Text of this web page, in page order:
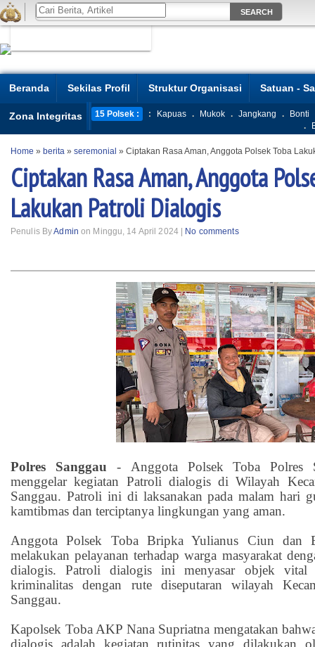
Beranda Sekilas Profil Struktur Organisasi Satuan -
Zona Integritas 15 Polsek : : Kapuas . Mukok . Jangkang .
Bonti
.
Home » berita » seremonial » Ciptakan Rasa Aman, Anggota Polsek Toba
Ciptakan Rasa Aman, Anggota
Lakukan Patroli Dialogis
Penulis ByAdmin on Minggu, 14 April 2024 | No comments
Polres Sanggau - Anggota Polsek Toba Polres
menggelar kegiatan Patroli dialogis di Wilayah
Sanggau. Patroli ini di laksanakan pada malam hari
kamtibmas dan terciptanya lingkungan yang aman.
Anggota Polsek Toba Bripka Yulianus Ciun dan
melakukan pelayanan terhadap warga masyarakat
dialogis. Patroli dialogis ini menyasar objek vital
kriminalitas dengan rute diseputaran wilayah
Sanggau.
Kapolsek Toba AKP Nana Supriatna mengatakan